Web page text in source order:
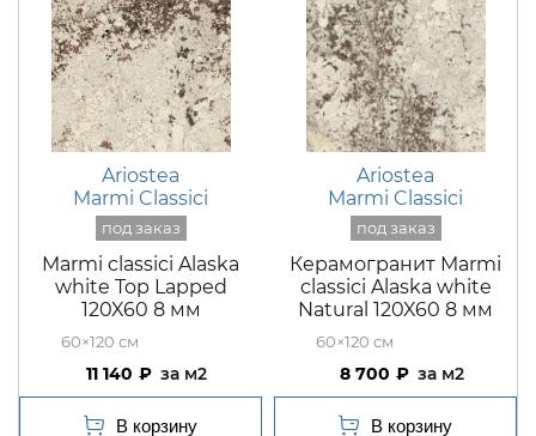
Ariostea
Marmi Classici
Marmi classici Alaska
white Top Lapped
120X60 8 мм
60×120
11 140 м2
Ariostea
Marmi Classici
Керамогранит Marmi
classici Alaska white
Natural 120X60 8 мм
60×120
8 700 м2